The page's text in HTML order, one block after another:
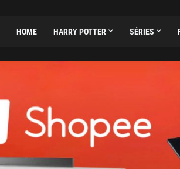
HOME HARRY POTTER SÉRIES